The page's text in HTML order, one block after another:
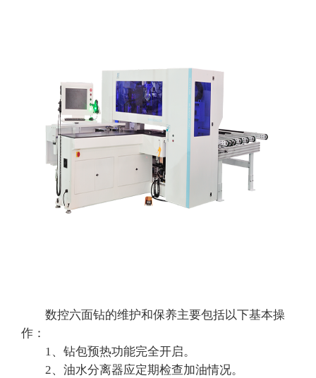
数控六面钻的维护和保养主要包括以下基本操
作：
1、钻包预热功能完全开启。
2、油水分离器应定期检查加油情况。